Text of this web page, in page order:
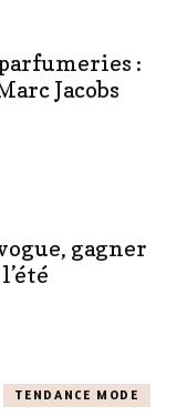
parfumeries :
Jacobs
gagner
TENDANCE MODE